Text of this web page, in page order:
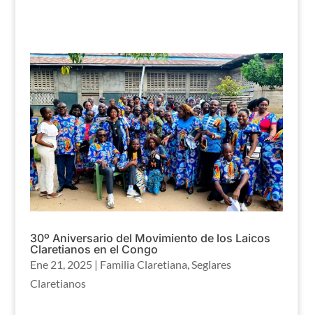
30º Aniversario del Movimiento de los Laicos
Claretianos en el Congo
Ene 21, 2025 | Familia Claretiana,Seglares
Claretianos